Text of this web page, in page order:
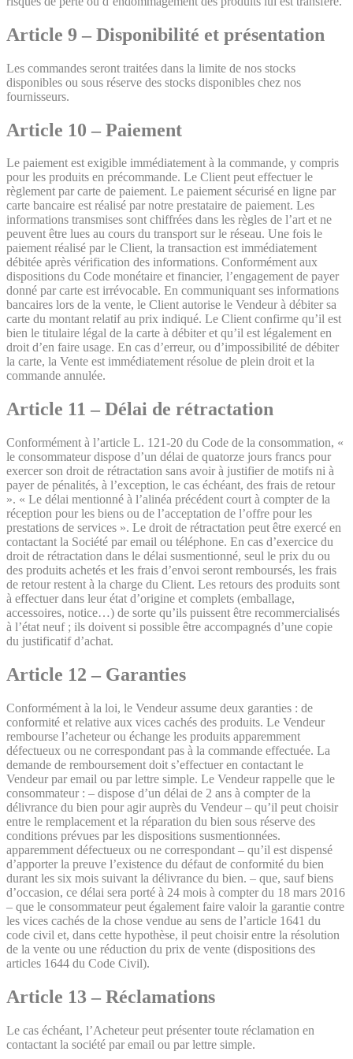
Article 9 – Disponibilité et présentation
Les commandes seront traitées dans la limite de nos stocks
disponibles ou sous réserve des stocks disponibles chez nos
fournisseurs.
Article 10 – Paiement
Le paiement est exigible immédiatement à la commande, y compris
pour les produits en précommande. Le Client peut effectuer le
règlement par carte de paiement. Le paiement sécurisé en ligne par
carte bancaire est réalisé par notre prestataire de paiement. Les
informations transmises sont chiffrées dans les règles de l’art et ne
peuvent être lues au cours du transport sur le réseau. Une fois le
paiement réalisé par le Client, la transaction est immédiatement
débitée après vérification des informations. Conformément aux
dispositions du Code monétaire et financier, l’engagement de payer
donné par carte est irrévocable. En communiquant ses informations
bancaires lors de la vente, le Client autorise le Vendeur à débiter sa
carte du montant relatif au prix indiqué. Le Client confirme qu’il est
bien le titulaire légal de la carte à débiter et qu’il est légalement en
droit d’en faire usage. En cas d’erreur, ou d’impossibilité de débiter
la carte, la Vente est immédiatement résolue de plein droit et la
commande annulée.
Article 11 – Délai de rétractation
Conformément à l’article L. 121-20 du Code de la consommation, «
le consommateur dispose d’un délai de quatorze jours francs pour
exercer son droit de rétractation sans avoir à justifier de motifs ni à
payer de pénalités, à l’exception, le cas échéant, des frais de retour
». « Le délai mentionné à l’alinéa précédent court à compter de la
réception pour les biens ou de l’acceptation de l’offre pour les
prestations de services ». Le droit de rétractation peut être exercé en
contactant la Société par email ou téléphone. En cas d’exercice du
droit de rétractation dans le délai susmentionné, seul le prix du ou
des produits achetés et les frais d’envoi seront remboursés, les frais
de retour restent à la charge du Client. Les retours des produits sont
à effectuer dans leur état d’origine et complets (emballage,
accessoires, notice…) de sorte qu’ils puissent être recommercialisés
à l’état neuf ; ils doivent si possible être accompagnés d’une copie
du justificatif d’achat.
Article 12 – Garanties
Conformément à la loi, le Vendeur assume deux garanties : de
conformité et relative aux vices cachés des produits. Le Vendeur
rembourse l’acheteur ou échange les produits apparemment
défectueux ou ne correspondant pas à la commande effectuée. La
demande de remboursement doit s’effectuer en contactant le
Vendeur par email ou par lettre simple. Le Vendeur rappelle que le
consommateur : – dispose d’un délai de 2 ans à compter de la
délivrance du bien pour agir auprès du Vendeur – qu’il peut choisir
entre le remplacement et la réparation du bien sous réserve des
conditions prévues par les dispositions susmentionnées.
apparemment défectueux ou ne correspondant – qu’il est dispensé
d’apporter la preuve l’existence du défaut de conformité du bien
durant les six mois suivant la délivrance du bien. – que, sauf biens
d’occasion, ce délai sera porté à 24 mois à compter du 18 mars 2016
– que le consommateur peut également faire valoir la garantie contre
les vices cachés de la chose vendue au sens de l’article 1641 du
code civil et, dans cette hypothèse, il peut choisir entre la résolution
de la vente ou une réduction du prix de vente (dispositions des
articles 1644 du Code Civil).
Article 13 – Réclamations
Le cas échéant, l’Acheteur peut présenter toute réclamation en
contactant la société par email ou par lettre simple.